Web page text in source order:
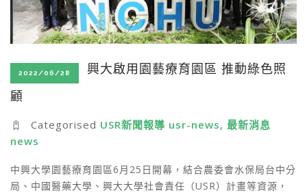
2022/06/28
興大啟用園藝療育園區 推動綠色照
顧
Categorised USR新聞報導 usr-news, 最新消息
news
中興大學園藝療育園區6月25日開幕，結合農委會水保局台中分
局、中國醫藥大學、興大大學社會責任（USR）計畫等資源，